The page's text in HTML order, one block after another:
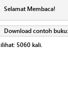
Selamat Membaca!
Download contoh
5060 kali.